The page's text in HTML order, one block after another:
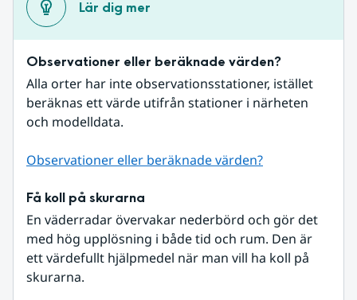
Lär dig mer
Observationer eller beräknade värden?
Alla orter har inte observationsstationer, istället
beräknas ett värde utifrån stationer i närheten
och modelldata.
Observationer eller beräknade värden?
Få koll på skurarna
En väderradar övervakar nederbörd och gör det
med hög upplösning i både tid och rum. Den är
ett värdefullt hjälpmedel när man vill ha koll på
skurarna.